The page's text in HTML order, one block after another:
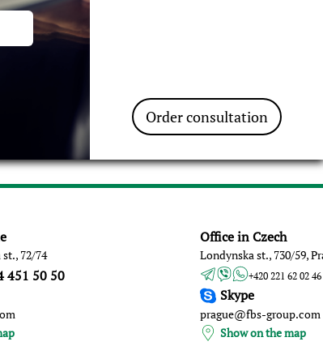
Order consultation
72/74
451 50 50
Office in Czech
Londynska st., 730/59,
+420 221 62 02 46
Skype
prague@fbs-group.com
Show on the map